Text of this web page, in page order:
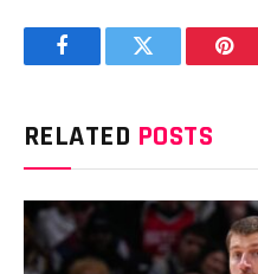
FacebookTwitter
RELATED POSTS